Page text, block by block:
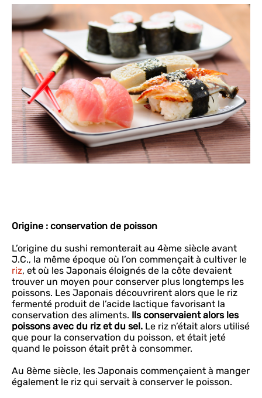
Origine : conservation de poisson
L’origine du sushi remonterait au 4ème siècle avant
J.C., la même époque où l’on commençait à cultiver le
riz, et où les Japonais éloignés de la côte devaient
trouver un moyen pour conserver plus longtemps les
poissons. Les Japonais découvrirent alors que le riz
fermenté produit de l’acide lactique favorisant la
conservation des aliments. Ils conservaient alors les
poissons avec du riz et du sel. Le riz n’était alors utilisé
que pour la conservation du poisson, et était jeté
quand le poisson était prêt à consommer.
Au 8ème siècle, les Japonais commençaient à manger
également le riz qui servait à conserver le poisson.